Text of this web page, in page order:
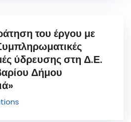
του έργου με
ύδρευσης στη Δ.Ε.
Δήμου